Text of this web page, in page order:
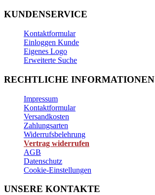
KUNDENSERVICE
Kontaktformular
Einloggen Kunde
Eigenes Logo
Erweiterte Suche
RECHTLICHE INFORMATIONEN
Impressum
Kontaktformular
Versandkosten
Zahlungsarten
Widerrufsbelehrung
Vertrag widerrufen
AGB
Datenschutz
Cookie-Einstellungen
UNSERE KONTAKTE